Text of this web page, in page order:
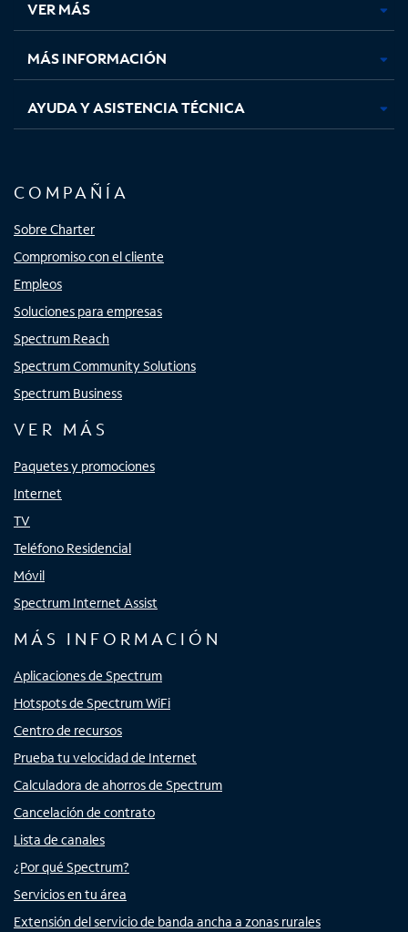
pestaña
nueva
pestaña
nueva
pestaña
nuevanueva
VER MÁS
MÁS INFORMACIÓN
AYUDA Y ASISTENCIA TÉCNICA
COMPAÑÍA
Sobre Charter
Compromiso con el cliente
Empleos
Soluciones para empresas
Spectrum Reach
Spectrum Community Solutions
Spectrum Business
VER MÁS
Paquetes y promociones
Internet
TV
Teléfono Residencial
Móvil
Spectrum Internet Assist
MÁS INFORMACIÓN
Aplicaciones de Spectrum
Hotspots de Spectrum WiFi
Centro de recursos
Prueba tu velocidad de Internet
Calculadora de ahorros de Spectrum
Cancelación de contrato
Lista de canales
¿Por qué Spectrum?
Servicios en tu área
Extensión del servicio de banda ancha a zonas rurales